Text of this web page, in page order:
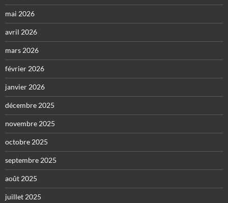
mai 2026
avril 2026
mars 2026
février 2026
janvier 2026
décembre 2025
novembre 2025
octobre 2025
septembre 2025
août 2025
juillet 2025